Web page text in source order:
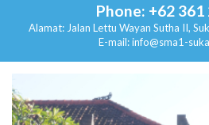
Phone: +62
Alamat: Jalan Lettu Wayan Sutha II,
E-mail: info@sma1-